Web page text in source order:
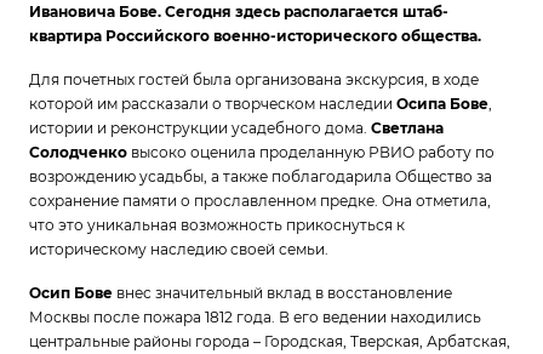
Ивановича Бове. Сегодня здесь располагается штаб-
квартира Российского военно-исторического общества.
Для почетных гостей была организована экскурсия, в ходе
которой им рассказали о творческом наследии Осипа Бове
истории и реконструкции усадебного дома. Светлана
Солодченко высоко оценила проделанную РВИО работу по
возрождению усадьбы, а также поблагодарила Общество за
сохранение памяти о прославленном предке. Она отметила,
что это уникальная возможность прикоснуться к
историческому наследию своей семьи.
Осип Бове внес значительный вклад в восстановление
Москвы после пожара 1812 года. В его ведении находились
центральные районы города – Городская, Тверская, Арбатская,